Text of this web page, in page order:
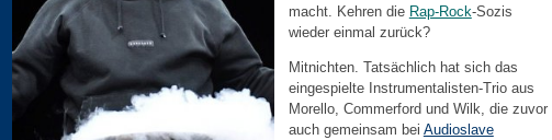
macht. Kehren die Rap-Rock-Sozis
wieder einmal zurück?
Mitnichten. Tatsächlich hat sich das
eingespielte Instrumentalisten-Trio aus
Morello, Commerford und Wilk, die zuvor
auch gemeinsam bei Audioslave